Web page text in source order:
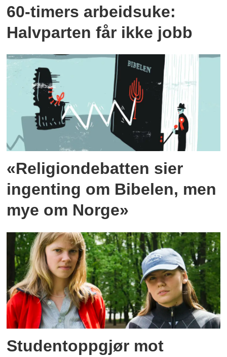
60-timers arbeidsuke:
Halvparten får ikke jobb
«Religiondebatten sier
ingenting om Bibelen, men
mye om Norge»
Studentoppgjør mot